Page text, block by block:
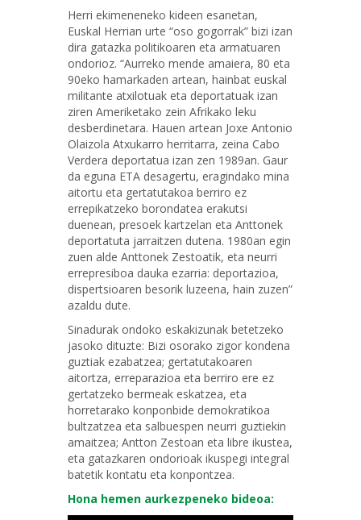
Herri ekimeneneko kideen esanetan,
Euskal Herrian urte “oso gogorrak” bizi izan
dira gatazka politikoaren eta armatuaren
ondorioz. “Aurreko mende amaiera, 80 eta
90eko hamarkaden artean, hainbat euskal
militante atxilotuak eta deportatuak izan
ziren Ameriketako zein Afrikako leku
desberdinetara. Hauen artean Joxe Antonio
Olaizola Atxukarro herritarra, zeina Cabo
Verdera deportatua izan zen 1989an. Gaur
da eguna ETA desagertu, eragindako mina
aitortu eta gertatutakoa berriro ez
errepikatzeko borondatea erakutsi
duenean, presoek kartzelan eta Anttonek
deportatuta jarraitzen dutena. 1980an egin
zuen alde Anttonek Zestoatik, eta neurri
errepresiboa dauka ezarria: deportazioa,
dispertsioaren besorik luzeena, hain zuzen”
azaldu dute.
Sinadurak ondoko eskakizunak betetzeko
jasoko dituzte: Bizi osorako zigor kondena
guztiak ezabatzea; gertatutakoaren
aitortza, erreparazioa eta berriro ere ez
gertatzeko bermeak eskatzea, eta
horretarako konponbide demokratikoa
bultzatzea eta salbuespen neurri guztiekin
amaitzea; Antton Zestoan eta libre ikustea,
eta gatazkaren ondorioak ikuspegi integral
batetik kontatu eta konpontzea.
Hona hemen aurkezpeneko bideoa: